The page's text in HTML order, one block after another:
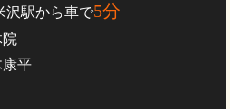
沢駅から車で5分
平